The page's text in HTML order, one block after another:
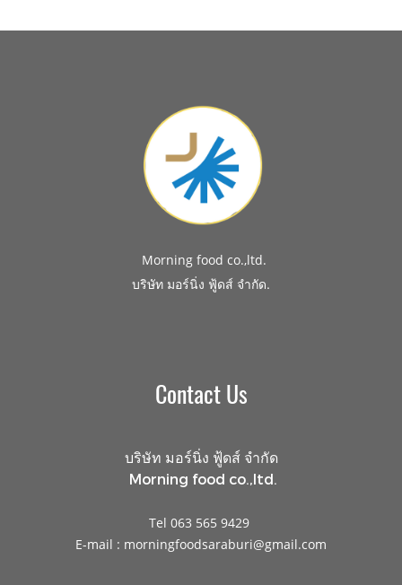
Morning food co.,ltd.
บริษัท มอร์นิ่ง ฟู้ดส์ จำกัด.
Contact Us
บริษัท มอร์นิ่ง ฟู้ดส์ จำกัด
Morning food co.,ltd.
Tel 063 565 9429
E-mail : morningfoodsaraburi@gmail.com